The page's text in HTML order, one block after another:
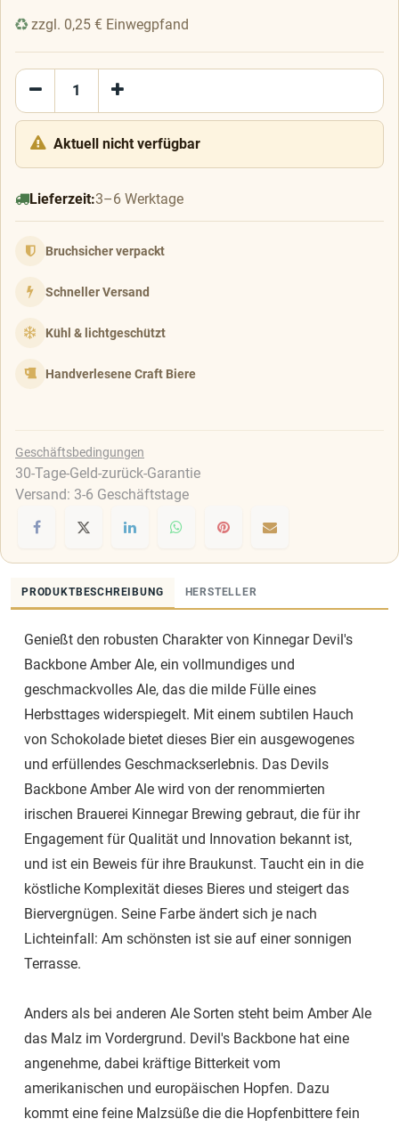
zzgl. 0,25 € Einwegpfand
Aktuell nicht verfügbar
Lieferzeit:3–6 Werktage
Bruchsicher verpackt
Schneller Versand
Kühl & lichtgeschützt
Handverlesene Craft Biere
Geschäftsbedingungen
30-Tage-Geld-zurück-Garantie
Versand: 3-6 Geschäftstage
PRODUKTBESCHREIBUNG HERSTELLER
Genießt den robusten Charakter von Kinnegar Devil's
Backbone Amber Ale, ein vollmundiges und
geschmackvolles Ale, das die milde Fülle eines
Herbsttages widerspiegelt. Mit einem subtilen Hauch
von Schokolade bietet dieses Bier ein ausgewogenes
und erfüllendes Geschmackserlebnis. Das Devils
Backbone Amber Ale wird von der renommierten
irischen Brauerei Kinnegar Brewing gebraut, die für ihr
Engagement für Qualität und Innovation bekannt ist,
und ist ein Beweis für ihre Braukunst. Taucht ein in die
köstliche Komplexität dieses Bieres und steigert das
Biervergnügen. Seine Farbe ändert sich je nach
Lichteinfall: Am schönsten ist sie auf einer sonnigen
Terrasse.
Anders als bei anderen Ale Sorten steht beim Amber Ale
das Malz im Vordergrund. Devil's Backbone hat eine
angenehme, dabei kräftige Bitterkeit vom
amerikanischen und europäischen Hopfen. Dazu
kommt eine feine Malzsüße die die Hopfenbittere fein